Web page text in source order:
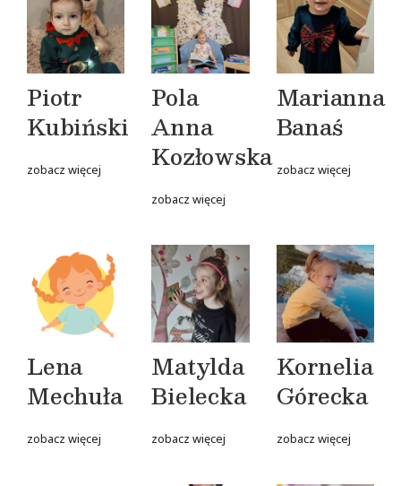
Piotr
Kubiński
zobacz więcej
Pola
Anna
Kozłowska
zobacz więcej
Marianna
Banaś
zobacz więcej
Lena
Mechuła
zobacz więcej
Matylda
Bielecka
zobacz więcej
Kornelia
Górecka
zobacz więcej